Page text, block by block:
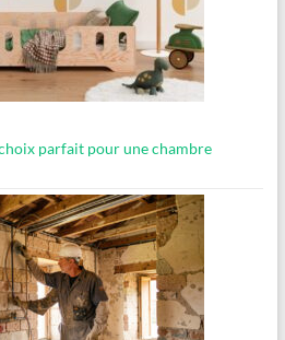
parfait pour une chambre